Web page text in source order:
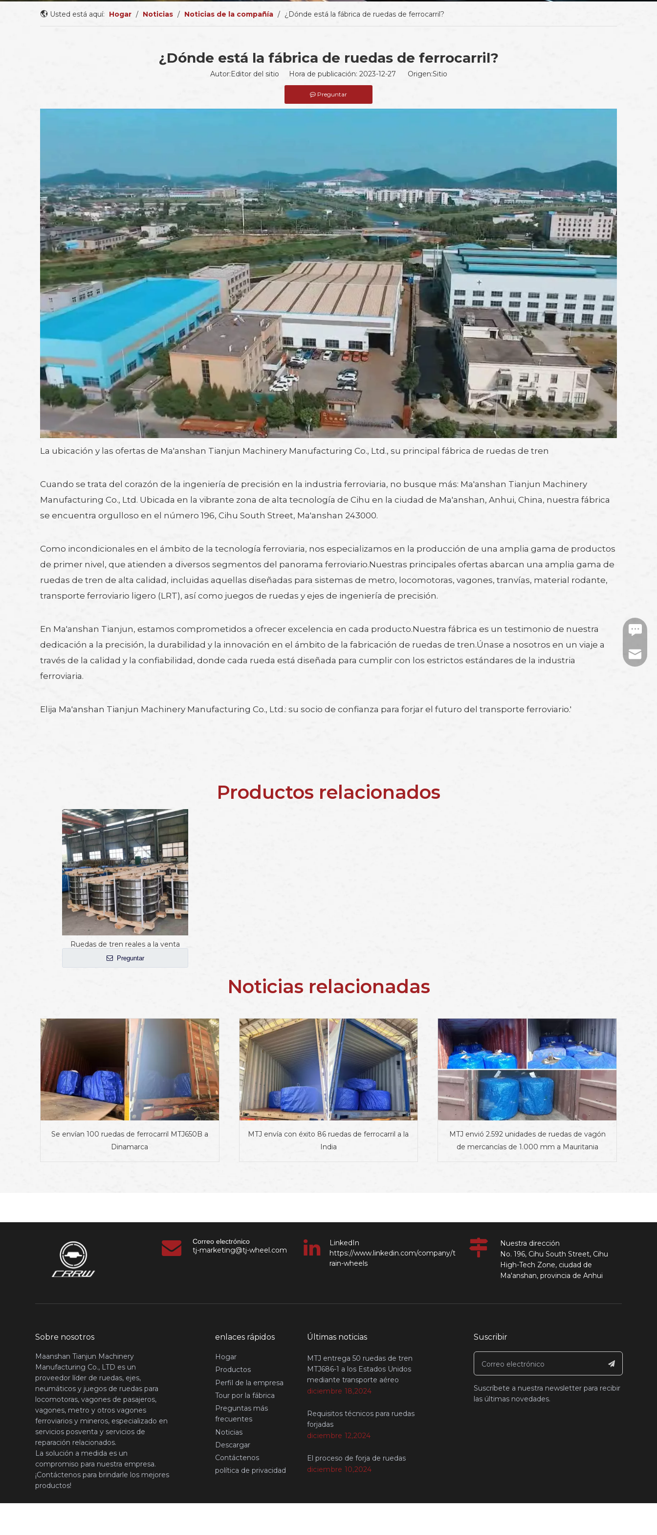
Usted está aquí: Hogar / Noticias / Noticias de la compañía / ¿Dónde está la fábrica de ruedas de ferrocarril?
¿Dónde está la fábrica de ruedas de ferrocarril?
Autor:Editor del sitio Hora de publicación: 2023-12-27 Origen:Sitio
Preguntar
La ubicación y las ofertas de Ma'anshan Tianjun Machinery Manufacturing Co., Ltd., su principal fábrica de ruedas de tren
Cuando se trata del corazón de la ingeniería de precisión en la industria ferroviaria, no busque más: Ma'anshan Tianjun Machinery
Manufacturing Co., Ltd. Ubicada en la vibrante zona de alta tecnología de Cihu en la ciudad de Ma'anshan, Anhui, China, nuestra fábrica
se encuentra orgulloso en el número 196, Cihu South Street, Ma'anshan 243000.
Como incondicionales en el ámbito de la tecnología ferroviaria, nos especializamos en la producción de una amplia gama de productos
de primer nivel, que atienden a diversos segmentos del panorama ferroviario.Nuestras principales ofertas abarcan una amplia gama de
ruedas de tren de alta calidad, incluidas aquellas diseñadas para sistemas de metro, locomotoras, vagones, tranvías, material rodante,
transporte ferroviario ligero (LRT), así como juegos de ruedas y ejes de ingeniería de precisión.
En Ma'anshan Tianjun, estamos comprometidos a ofrecer excelencia en cada producto.Nuestra fábrica es un testimonio de nuestra
dedicación a la precisión, la durabilidad y la innovación en el ámbito de la fabricación de ruedas de tren.Únase a nosotros en un viaje a
través de la calidad y la confiabilidad, donde cada rueda está diseñada para cumplir con los estrictos estándares de la industria
ferroviaria.
Elija Ma'anshan Tianjun Machinery Manufacturing Co., Ltd.: su socio de confianza para forjar el futuro del transporte ferroviario.'
Productos relacionados
Ruedas de tren reales a la venta
Preguntar
Noticias relacionadas
Se envían 100 ruedas de ferrocarril MTJ650B a
Dinamarca
MTJ envía con éxito 86 ruedas de ferrocarril a la
India
MTJ envió 2.592 unidades de ruedas de vagón
de mercancías de 1.000 mm a Mauritania
https://
tj-
Correo electrónico
tj-marketing@tj-wheel.com
LinkedIn
https://www.linkedin.com/company/t
rain-wheels
Nuestra dirección
No. 196, Cihu South Street, Cihu
High-Tech Zone, ciudad de
Ma'anshan, provincia de Anhui
Sobre nosotros
Maanshan Tianjun Machinery
Manufacturing Co., LTD es un
proveedor líder de ruedas, ejes,
neumáticos y juegos de ruedas para
locomotoras, vagones de pasajeros,
vagones, metro y otros vagones
ferroviarios y mineros, especializado en
servicios posventa y servicios de
reparación relacionados.
La solución a medida es un
compromiso para nuestra empresa.
¡Contáctenos para brindarle los mejores
productos!
enlaces rápidos
Hogar
Productos
Perfil de la empresa
Tour por la fábrica
Preguntas más
frecuentes
Noticias
Descargar
Contáctenos
política de privacidad
Últimas noticias
MTJ entrega 50 ruedas de tren
MTJ686-1 a los Estados Unidos
mediante transporte aéreo
diciembre 18,2024
Requisitos técnicos para ruedas
forjadas
diciembre 12,2024
El proceso de forja de ruedas
diciembre 10,2024
Suscribir
Suscríbete a nuestra newsletter para recibir
las últimas novedades.